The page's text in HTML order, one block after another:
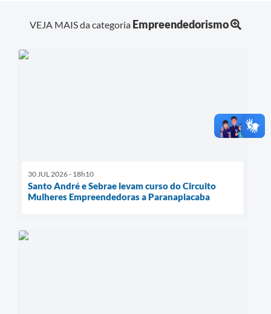
VEJA MAIS da categoria Empreendedorismo
30 JUL 2026 - 18h10
Santo André e Sebrae levam curso do Circuito
Mulheres Empreendedoras a Paranapiacaba